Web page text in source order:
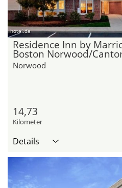
hotel.de
Residence Inn by
Boston Norwood/
Norwood
14,73
Kilometer
Details